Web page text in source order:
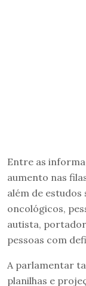
Entre as
aumento nas
além de
oncológicos,
autista,
pessoas com
A parlamentar
planilhas e